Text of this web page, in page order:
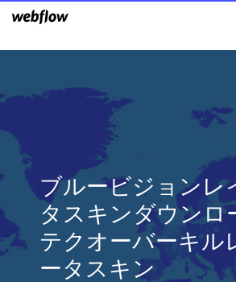
ブルービジョンレ
タスキンダウンロ
テクオーバーキル
ータスキン